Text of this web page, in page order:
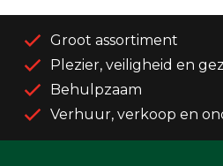
Groot assortiment
Plezier, veiligheid en
Behulpzaam
Verhuur, verkoop en